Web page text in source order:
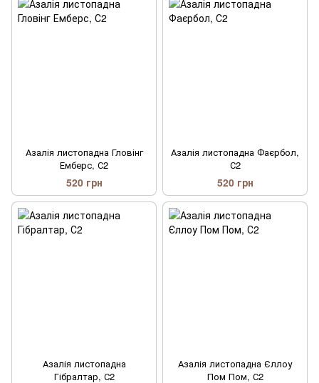
Азалія листопадна Гловінг
Емберс, С2
520 грн
Азалія листопадна Фаєрбол,
С2
520 грн
Азалія листопадна
Гібралтар, С2
Азалія листопадна Єллоу
Пом Пом, С2